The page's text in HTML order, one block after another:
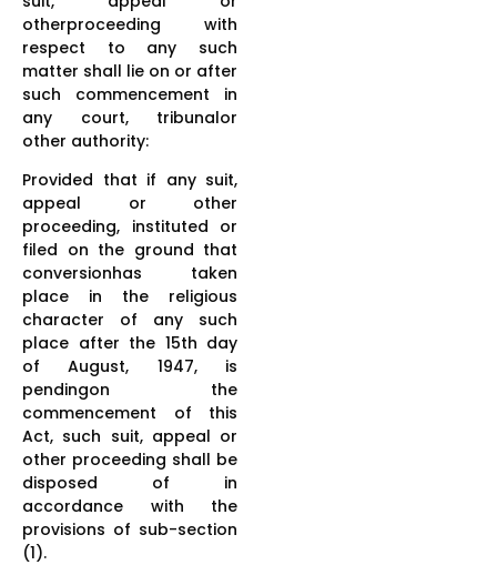
otherproceeding with
respect to any such
matter shall lie on or after
such commencement in
any court, tribunalor
other authority:
Provided that if any suit,
appeal or other
proceeding, instituted or
filed on the ground that
conversionhas taken
place in the religious
character of any such
place after the 15th day
of August, 1947, is
pendingon the
commencement of this
Act, such suit, appeal or
other proceeding shall be
disposed of in
accordance with the
provisions of sub-section
(1).